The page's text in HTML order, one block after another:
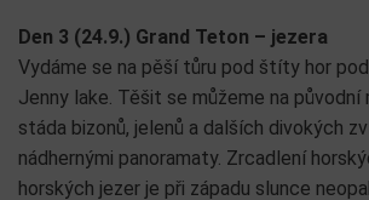
Den 3 (24.9.) Grand Teton – jezera
Vydáme se na pěší tůru pod štíty hor
Jenny lake. Těšit se můžeme na původní
stáda bizonů, jelenů a dalších divokých
nádhernými panoramaty. Zrcadlení
horských jezer je při západu slunce